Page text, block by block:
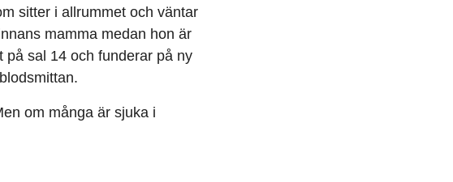
sitter i allrummet och väntar
mamma medan hon är
på sal 14 och funderar på ny
om många är sjuka i